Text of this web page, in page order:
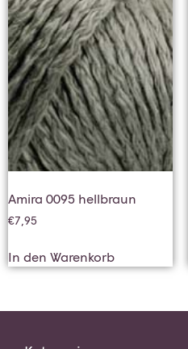
Amira 0095 hellbraun
€7,95
In den Warenkorb